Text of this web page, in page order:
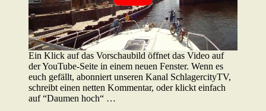
Ein Klick auf das Vorschaubild öffnet das Video auf
der YouTube-Seite in einem neuen Fenster. Wenn es
euch gefällt, abonniert unseren Kanal SchlagercityTV,
schreibt einen netten Kommentar, oder klickt einfach
auf “Daumen hoch“ …